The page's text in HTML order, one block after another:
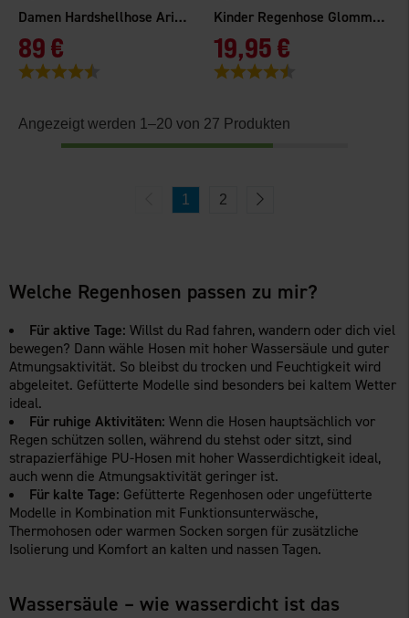
Damen Hardshellhose Arizona WP
89 €
Bewertung:
Kinder Regenhose Glommen WP
19,95 €
Bewertung:
Angezeigt werden 1–20 von 27 Produkten
1 2
Welche Regenhosen passen zu mir?
Für aktive Tage:Willst du Rad fahren, wandern oder dich viel
bewegen? Dann wähle Hosen mit hoher Wassersäule und guter
Atmungsaktivität. So bleibst du trocken und Feuchtigkeit wird
abgeleitet. Gefütterte Modelle sind besonders bei kaltem Wetter
ideal.
Für ruhige Aktivitäten:Wenn die Hosen hauptsächlich vor
Regen schützen sollen, während du stehst oder sitzt, sind
strapazierfähige PU-Hosen mit hoher Wasserdichtigkeit ideal,
auch wenn die Atmungsaktivität geringer ist.
Für kalte Tage: Gefütterte Regenhosen oder ungefütterte
Modelle in Kombination mit Funktionsunterwäsche,
Thermohosen oder warmen Socken sorgen für zusätzliche
Isolierung und Komfort an kalten und nassen Tagen.
Wassersäule – wie wasserdicht ist das